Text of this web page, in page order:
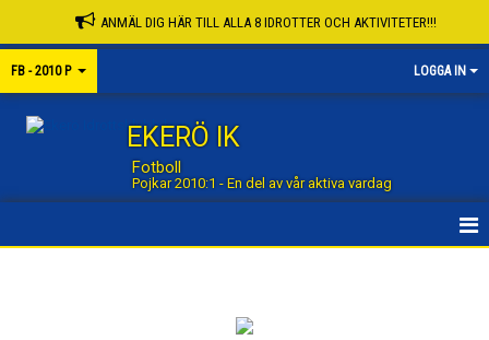
ANMÄL DIG HÄR TILL ALLA 8 IDROTTER OCH AKTIVITETER!!!
FB - 2010 P LOGGA IN
EKERÖ IK
Fotboll
Pojkar 2010:1 - En del av vår aktiva vardag